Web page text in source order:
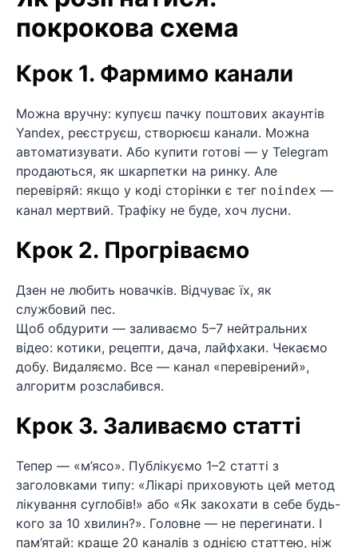
покрокова схема
Крок 1. Фармимо канали
Можна вручну: купуєш пачку поштових акаунтів
Yandex, реєструєш, створюєш канали. Можна
автоматизувати. Або купити готові — у Telegram
продаються, як шкарпетки на ринку. Але
перевіряй: якщо у коді сторінки є тег noindex —
канал мертвий. Трафіку не буде, хоч лусни.
Крок 2. Прогріваємо
Дзен не любить новачків. Відчуває їх, як
службовий пес.
Щоб обдурити — заливаємо 5–7 нейтральних
відео: котики, рецепти, дача, лайфхаки. Чекаємо
добу. Видаляємо. Все — канал «перевірений»,
алгоритм розслабився.
Крок 3. Заливаємо статті
Тепер — «м’ясо». Публікуємо 1–2 статті з
заголовками типу: «Лікарі приховують цей метод
лікування суглобів!» або «Як закохати в себе будь-
кого за 10 хвилин?». Головне — не перегинати. І
пам’ятай: краще 20 каналів з однією статтею, ніж